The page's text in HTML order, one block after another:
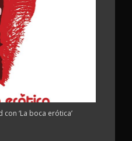
‘La boca erótica’